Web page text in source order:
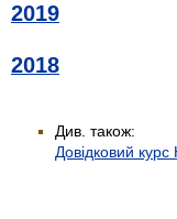
2019
2018
Див. також:
Довідковий